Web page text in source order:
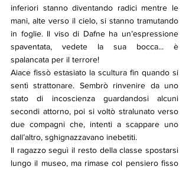
inferiori stanno diventando radici mentre le
mani, alte verso il cielo, si stanno tramutando
in foglie. Il viso di Dafne ha un’espressione
spaventata, vedete la sua bocca... è
spalancata per il terrore!
Aiace fissò estasiato la scultura fin quando si
sentì strattonare. Sembrò rinvenire da uno
stato di incoscienza guardandosi alcuni
secondi attorno, poi si voltò stralunato verso
due compagni che, intenti a scappare uno
dall’altro, sghignazzavano inebetiti.
Il ragazzo seguì il resto della classe spostarsi
lungo il museo, ma rimase col pensiero fisso